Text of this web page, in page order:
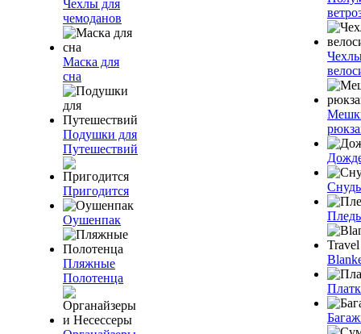
Чехлы для
чемоданов
Маска для
сна
Подушки для
Путешествий
Пригодится
Оушенпак
Пляжные
Полотенца